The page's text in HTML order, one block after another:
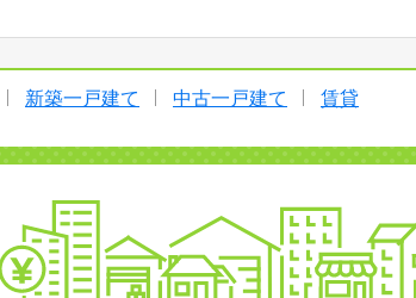
新築一戸建て 中古一戸建て 賃貸